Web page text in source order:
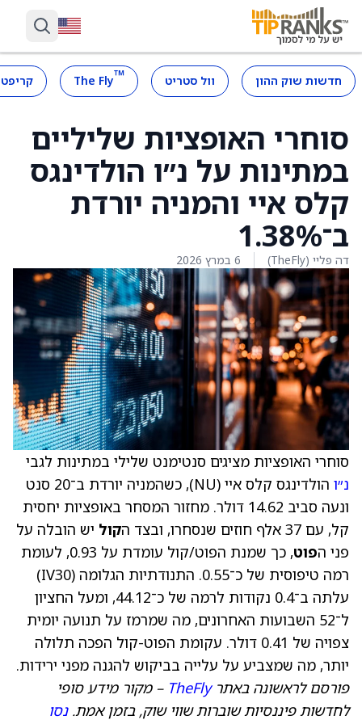
חדשות שוק ההון וול סטריט ™
The Fly
סוחרי האופציות שליליים
במתינות על נ״ו הולדינגס
קלס איי והמניה יורדת
ב־1.38%
דה פליי (TheFly) 6 במרץ 2026
סוחרי האופציות מציגים סנטימנט שלילי במתינות לגבי
נ״ו
הולדינגס קלס איי (NU), כשהמניה יורדת ב־20 סנט
ונעה סביב 14.62 דולר. מחזור המסחר באופציות יחסית
קל, עם 37 אלף חוזים שנסחרו, ובצד ה
קול יש הובלה על
פני הפוט
, כך שמנת הפוט/קול עומדת על 0.93, לעומת
רמה טיפוסית של כ־0.55. התנודתיות הגלומה (IV30)
עלתה ב־0.4 נקודות לרמה של כ־44.12, ומעל החציון
ל־52 השבועות האחרונים, מה שמרמז על תנועה יומית
צפויה של 0.41 דולר. עקומת הפוט-קול הפכה תלולה
יותר, מה שמצביע על עלייה בביקוש להגנה מפני ירידות.
פורסם לראשונה באתרTheFly – מקור מידע סופי
לחדשות פיננסיות שוברות שווי שוק, בזמן אמת.נסו